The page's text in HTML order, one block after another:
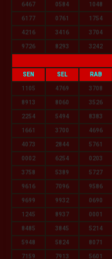
6467 0584 1048
6177 0761 1754
4216 3416 3704
9726 8293 3242
SEN SEL RAB
1105 4769 3708
8913 8060 3526
2254 5494 8383
1661 3700 4696
4073 2844 5761
0002 6254 0203
3758 5389 5727
9616 7096 9586
9699 9932 0690
1245 8937 0001
8485 3845 5214
5948 5824 8071
7159 7913 5601